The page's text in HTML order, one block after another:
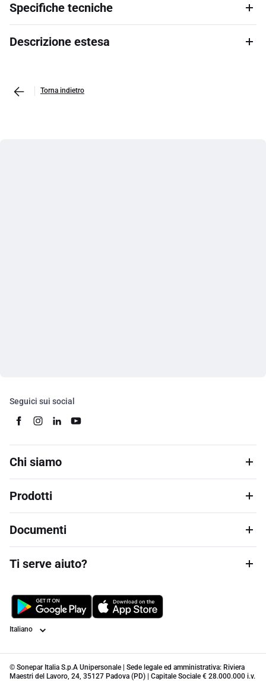
Specifiche tecniche
Descrizione estesa
Torna indietro
Seguici sui social
Chi siamo
Prodotti
Documenti
Ti serve aiuto?
Lingua
© Sonepar Italia S.p.A Unipersonale | Sede legale ed amministrativa: Riviera
Maestri del Lavoro, 24, 35127 Padova (PD) | Capitale Sociale € 28.000.000 i.v.